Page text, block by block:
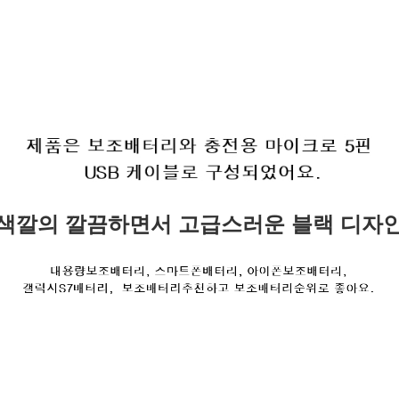
깔의 깔끔하면서 고급스러운 블랙 디자